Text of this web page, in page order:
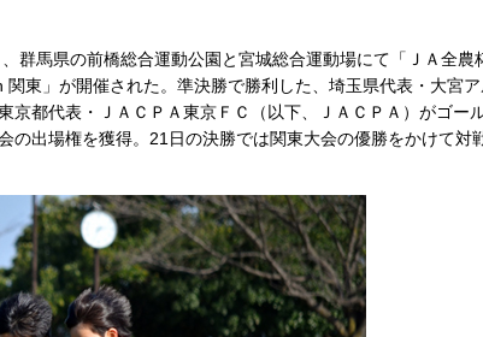
群馬県の前橋総合運動公園と宮城総合運動場にて「ＪＡ全農
東」が開催された。準決勝で勝利した、埼玉県代表・大宮
京都代表・ＪＡＣＰＡ東京ＦＣ（以下、ＪＡＣＰＡ）がゴー
の出場権を獲得。21日の決勝では関東大会の優勝をかけて対